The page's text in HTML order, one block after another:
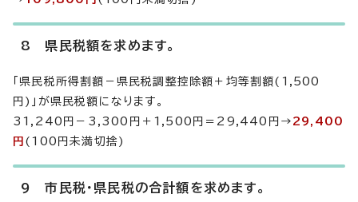
8 県民税額を求めます。
「県民税所得割額－県民税調整控除額＋均等割額(1,500
円)」が県民税額になります。
31,240円－3,300円＋1,500円＝29,440円→ 29,400
円 (100円未満切捨)
9 市民税・県民税の合計額を求めます。